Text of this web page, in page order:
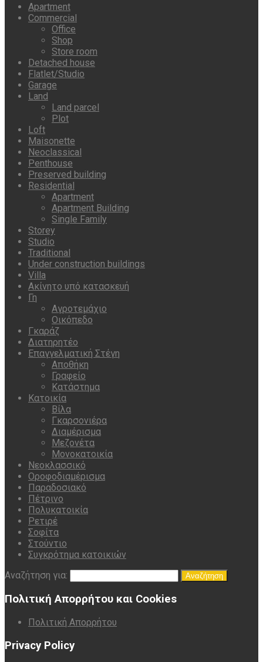
Apartment
Commercial
Office
Shop
Store room
Detached house
Flatlet/Studio
Garage
Land
Land parcel
Plot
Loft
Maisonette
Neoclassical
Penthouse
Preserved building
Residential
Apartment
Apartment Building
Single Family
Storey
Studio
Traditional
Under construction buildings
Villa
Ακίνητο υπό κατασκευή
Γη
Αγροτεμάχιο
Οικόπεδο
Γκαράζ
Διατηρητέο
Επαγγελματική Στέγη
Αποθήκη
Γραφείο
Κατάστημα
Κατοικία
Βίλα
Γκαρσονιέρα
Διαμέρισμα
Μεζονέτα
Μονοκατοικία
Νεοκλασσικό
Οροφοδιαμέρισμα
Παραδοσιακό
Πέτρινο
Πολυκατοικία
Ρετιρέ
Σοφίτα
Στούντιο
Συγκρότημα κατοικιών
Αναζήτηση για:
Πολιτική Απορρήτου και Cookies
Πολιτική Απορρήτου
Privacy Policy